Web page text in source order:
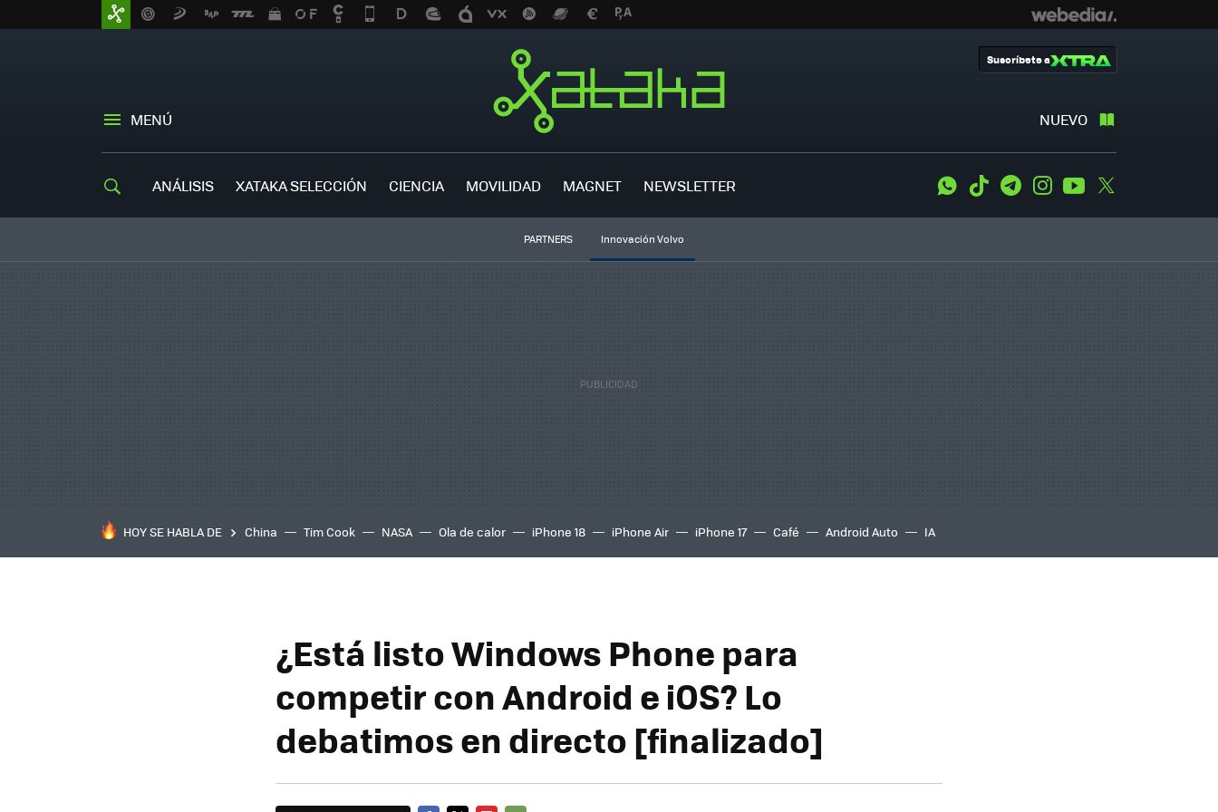
MENÚ NUEVO
Suscríbete a
ANÁLISIS XATAKA SELECCIÓN CIENCIA MOVILIDAD MAGNET NEWSLETTER WhatsApp
Tiktok TelegramInstagramYoutube
PARTNERS Innovación Volvo
HOY SE HABLA DE China Tim Cook NASA Ola de calor iPhone 18 iPhone Air iPhone 17 Café Android Auto IA
¿Está listo Windows Phone para
competir con Android e iOS? Lo
debatimos en directo [finalizado]